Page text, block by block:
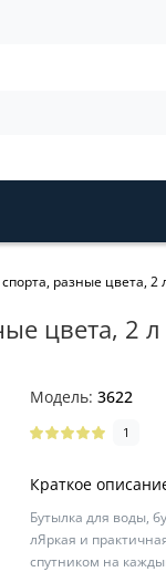
разные цвета, 2
цвета, 2 л
Модель:3622
1
Краткое
Бутылка для воды,
лЯркая и
спутником на